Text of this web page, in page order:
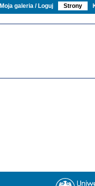
Moja galeria / Loguj Strony